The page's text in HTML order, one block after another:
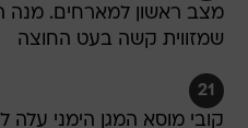
מצב ראשון למארחים. מנה
שמזווית קשה בעט החוצה
21
קובי מוסא המגן הימני